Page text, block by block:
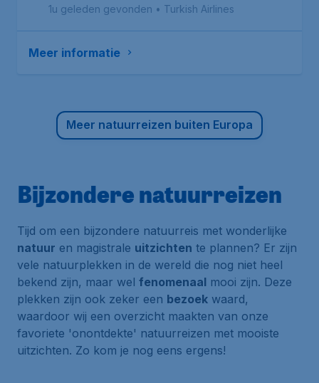
1u geleden gevonden • Turkish Airlines
Meer informatie
Meer natuurreizen buiten Europa
Bijzondere natuurreizen
Tijd om een bijzondere natuurreis met wonderlijke
natuur en magistrale uitzichten te plannen? Er zijn
vele natuurplekken in de wereld die nog niet heel
bekend zijn, maar wel fenomenaal mooi zijn. Deze
plekken zijn ook zeker een bezoek waard,
waardoor wij een overzicht maakten van onze
favoriete 'onontdekte' natuurreizen met mooiste
uitzichten. Zo kom je nog eens ergens!